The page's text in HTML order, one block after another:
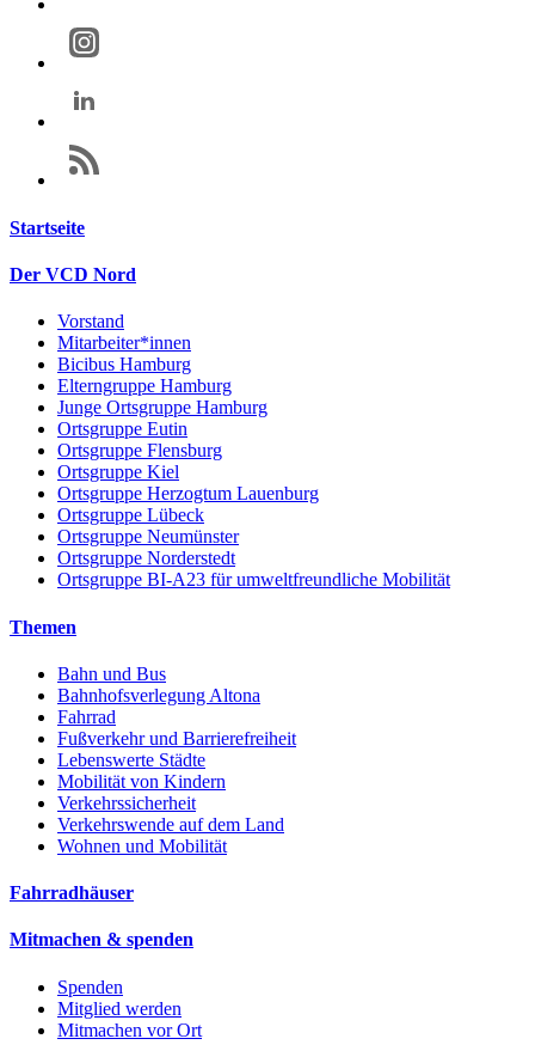
Startseite
Der VCD Nord
Vorstand
Mitarbeiter*innen
Bicibus Hamburg
Elterngruppe Hamburg
Junge Ortsgruppe Hamburg
Ortsgruppe Eutin
Ortsgruppe Flensburg
Ortsgruppe Kiel
Ortsgruppe Herzogtum Lauenburg
Ortsgruppe Lübeck
Ortsgruppe Neumünster
Ortsgruppe Norderstedt
Ortsgruppe BI-A23 für umweltfreundliche Mobilität
Themen
Bahn und Bus
Bahnhofsverlegung Altona
Fahrrad
Fußverkehr und Barrierefreiheit
Lebenswerte Städte
Mobilität von Kindern
Verkehrssicherheit
Verkehrswende auf dem Land
Wohnen und Mobilität
Fahrradhäuser
Mitmachen & spenden
Spenden
Mitglied werden
Mitmachen vor Ort